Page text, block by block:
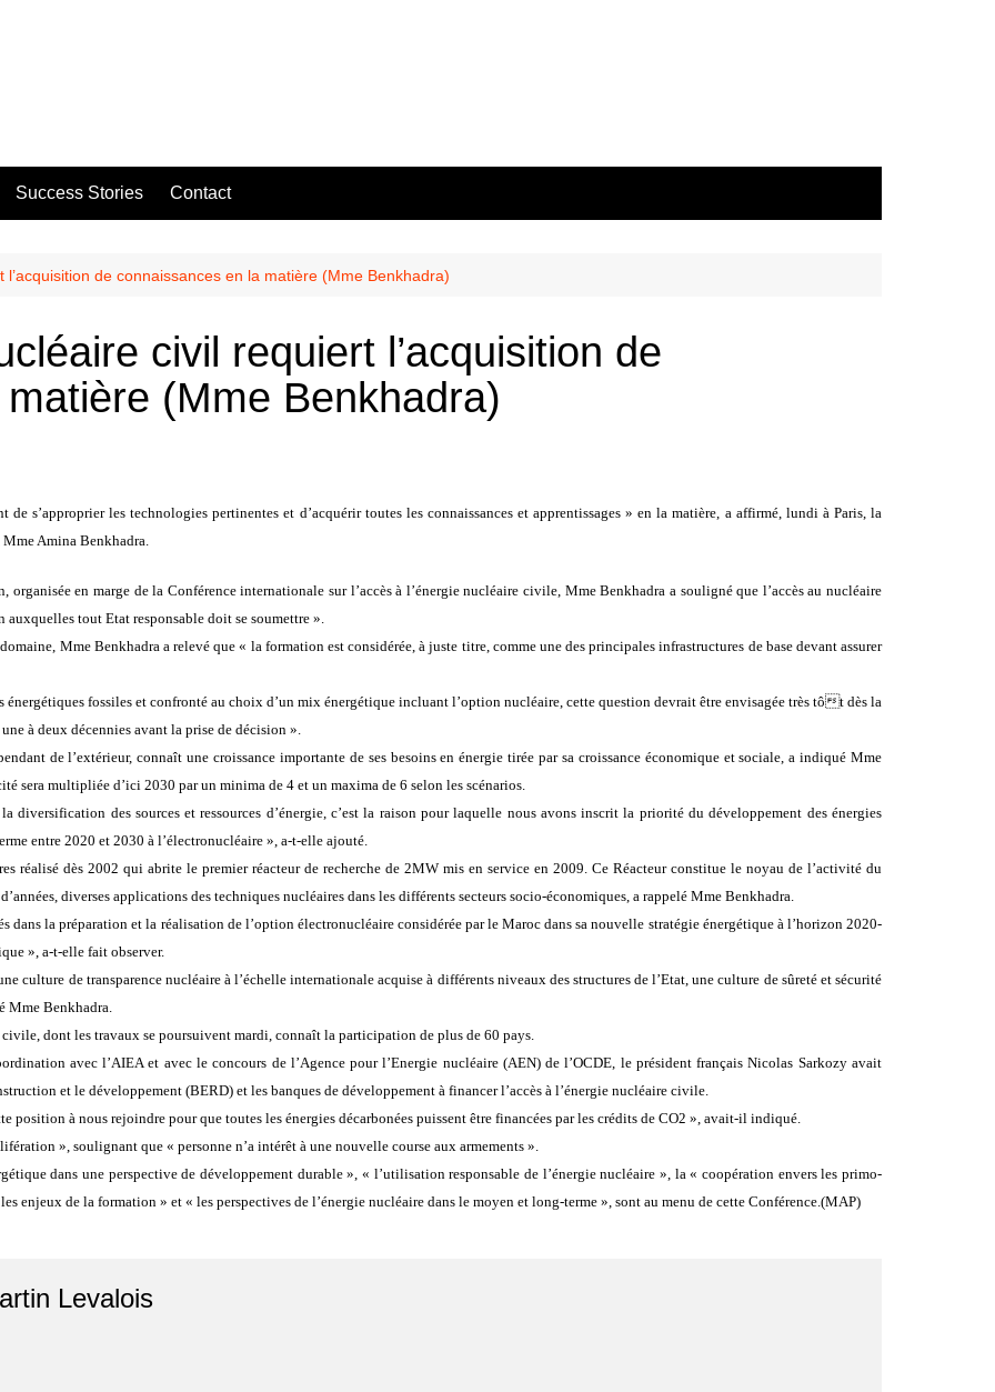
Success Stories Contact
l’acquisition de connaissances en la matière (Mme Benkhadra)
civil requiert l’acquisition de
(Mme Benkhadra)
s’approprier les technologies pertinentes et d’acquérir toutes les connaissances et apprentissages » en la matière, a affirmé, lundi à Paris, la
Mme Amina Benkhadra.
en marge de la Conférence internationale sur l’accès à l’énergie nucléaire civile, Mme Benkhadra a souligné que l’accès au nucléaire
tout Etat responsable doit se soumettre ».
Mme Benkhadra a relevé que « la formation est considérée, à juste titre, comme une des principales infrastructures de base devant assurer
énergétiques fossiles et confronté au choix d’un mix énergétique incluant l’option nucléaire, cette question devrait être envisagée très tôt dès la
à deux décennies avant la prise de décision ».
de l’extérieur, connaît une croissance importante de ses besoins en énergie tirée par sa croissance économique et sociale, a indiqué Mme
sera multipliée d’ici 2030 par un minima de 4 et un maxima de 6 selon les scénarios.
diversification des sources et ressources d’énergie, c’est la raison pour laquelle nous avons inscrit la priorité du développement des énergies
entre 2020 et 2030 à l’électronucléaire », a-t-elle ajouté.
réalisé dès 2002 qui abrite le premier réacteur de recherche de 2MW mis en service en 2009. Ce Réacteur constitue le noyau de l’activité du
diverses applications des techniques nucléaires dans les différents secteurs socio-économiques, a rappelé Mme Benkhadra.
dans la préparation et la réalisation de l’option électronucléaire considérée par le Maroc dans sa nouvelle stratégie énergétique à l’horizon 2020-
», a-t-elle fait observer.
culture de transparence nucléaire à l’échelle internationale acquise à différents niveaux des structures de l’Etat, une culture de sûreté et sécurité
Mme Benkhadra.
dont les travaux se poursuivent mardi, connaît la participation de plus de 60 pays.
avec l’AIEA et avec le concours de l’Agence pour l’Energie nucléaire (AEN) de l’OCDE, le président français Nicolas Sarkozy avait
et le développement (BERD) et les banques de développement à financer l’accès à l’énergie nucléaire civile.
position à nous rejoindre pour que toutes les énergies décarbonées puissent être financées par les crédits de CO2 », avait-il indiqué.
», soulignant que « personne n’a intérêt à une nouvelle course aux armements ».
dans une perspective de développement durable », « l’utilisation responsable de l’énergie nucléaire », la « coopération envers les primo-
enjeux de la formation » et « les perspectives de l’énergie nucléaire dans le moyen et long-terme », sont au menu de cette Conférence.(MAP)
Levalois